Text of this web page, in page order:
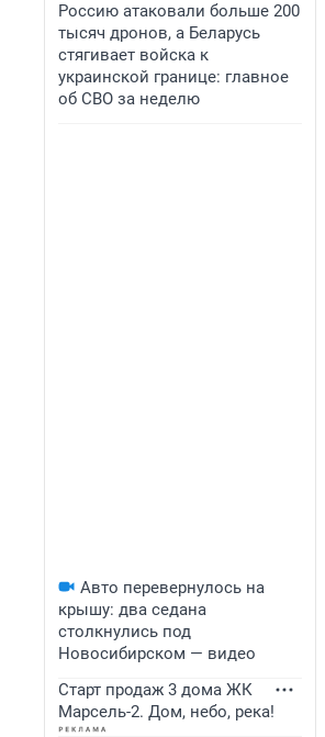
Россию атаковали больше 200
тысяч дронов, а Беларусь
стягивает войска к
украинской границе: главное
об СВО за неделю
Авто перевернулось на
крышу: два седана
столкнулись под
Новосибирском — видео
Старт продаж 3 дома ЖК
Марсель-2. Дом, небо, река!